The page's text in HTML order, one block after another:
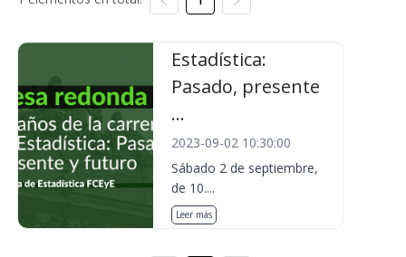
Estadística:
Pasado, presente
...
2023-09-02 10:30:00
Sábado 2 de septiembre,
de 10....
Leer más